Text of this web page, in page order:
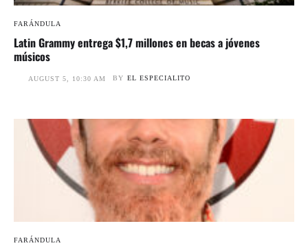
FARÁNDULA
Latin Grammy entrega $1,7 millones en becas a jóvenes
músicos
AUGUST 5, 10:30 AM BY EL ESPECIALITO
FARÁNDULA